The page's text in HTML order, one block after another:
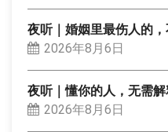
夜听｜婚姻里最伤人的
2026年8月6日
夜听｜懂你的人，无需
2026年8月6日